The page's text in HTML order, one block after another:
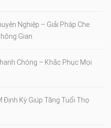
Nghiệp – Giải Pháp Che
Gian
Chóng – Khắc Phục Mọi
Định Kỳ Giúp Tăng Tuổi Thọ